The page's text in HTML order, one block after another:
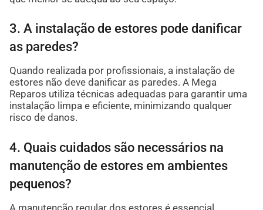
3. A instalação de estores pode danificar
as paredes?
Quando realizada por profissionais, a instalação de
estores não deve danificar as paredes. A Mega
Reparos utiliza técnicas adequadas para garantir uma
instalação limpa e eficiente, minimizando qualquer
risco de danos.
4. Quais cuidados são necessários na
manutenção de estores em ambientes
pequenos?